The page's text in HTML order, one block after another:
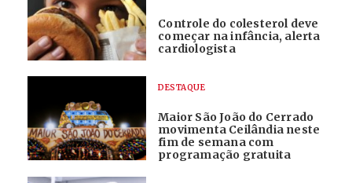
Controle do colesterol deve
começar na infância, alerta
cardiologista
DESTAQUE
Maior São João do Cerrado
movimenta Ceilândia neste
fim de semana com
programação gratuita